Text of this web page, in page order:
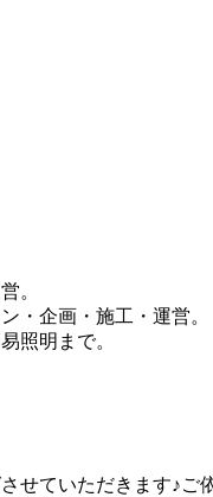
。
・企画・施工・運営。
照明まで。
せていただきます♪ご